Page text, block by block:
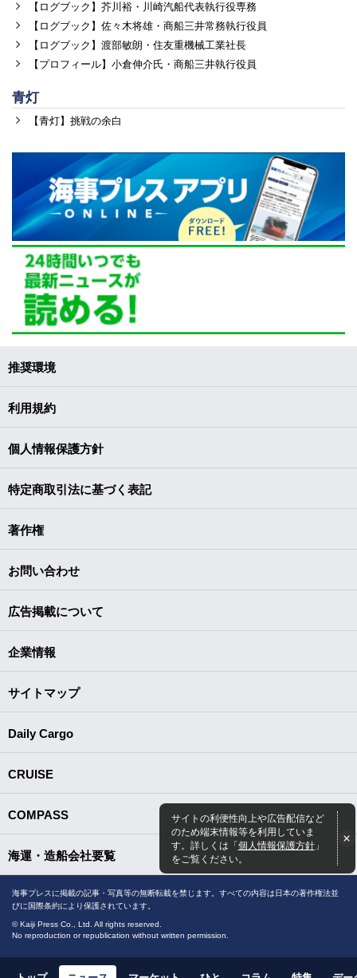
【ログブック】芥川裕・川崎汽船代表執行役専務
【ログブック】佐々木将雄・商船三井常務執行役員
【ログブック】渡部敏朗・住友重機械工業社長
【プロフィール】小倉伸介氏・商船三井執行役員
青灯
【青灯】挑戦の余白
サイトの利便性向上や広告配信など
のため端末情報等を利用していま
す。詳しくは「個人情報保護方針」
をご覧ください。
推奨環境
利用規約
個人情報保護方針
特定商取引法に基づく表記
著作権
お問い合わせ
広告掲載について
企業情報
サイトマップ
Daily Cargo
CRUISE
COMPASS
海運・造船会社要覧
海事プレスに掲載の記事・写真等の無断転載を禁じます。すべての内容は日本の著作権法並
びに国際条約により保護されています。
© Kaiji Press Co., Ltd. All rights reserved.
No reproduction or republication without written permission.